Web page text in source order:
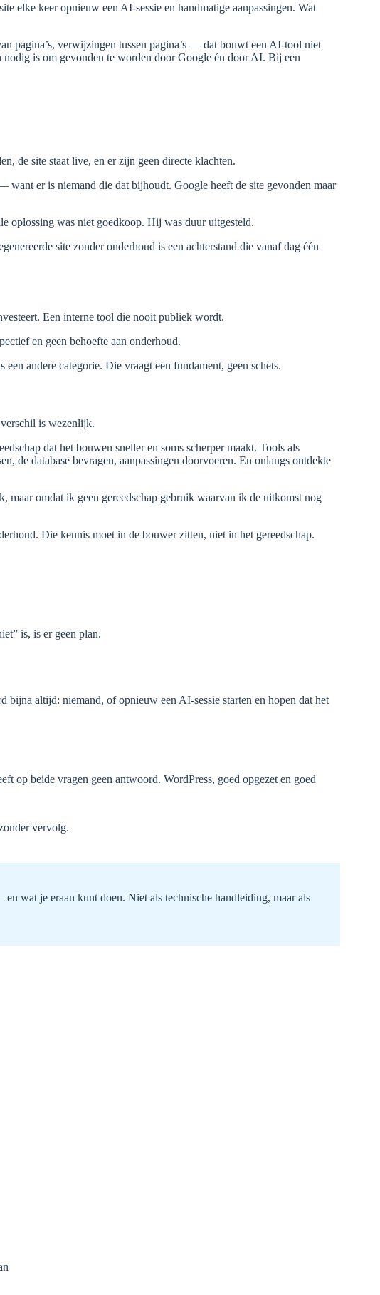
elke keer opnieuw een AI-sessie en handmatige aanpassingen. Wat
pagina’s, verwijzingen tussen pagina’s — dat bouwt een AI-tool niet
is om gevonden te worden door Google én door AI. Bij een
de site staat live, en er zijn geen directe klachten.
er is niemand die dat bijhoudt. Google heeft de site gevonden maar
oplossing was niet goedkoop. Hij was duur uitgesteld.
site zonder onderhoud is een achterstand die vanaf dag één
Een interne tool die nooit publiek wordt.
en geen behoefte aan onderhoud.
andere categorie. Die vraagt een fundament, geen schets.
is wezenlijk.
dat het bouwen sneller en soms scherper maakt. Tools als
de database bevragen, aanpassingen doorvoeren. En onlangs ontdekte
omdat ik geen gereedschap gebruik waarvan ik de uitkomst nog
Die kennis moet in de bouwer zitten, niet in het gereedschap.
is, is er geen plan.
bijna altijd: niemand, of opnieuw een AI-sessie starten en hopen dat het
op beide vragen geen antwoord. WordPress, goed opgezet en goed
vervolg.
wat je eraan kunt doen. Niet als technische handleiding, maar als